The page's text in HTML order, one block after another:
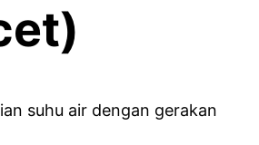
suhu air dengan gerakan